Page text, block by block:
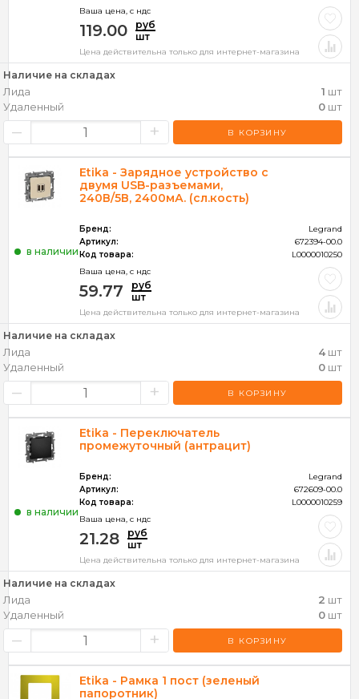
Ваша цена, c ндс
119.00
руб
шт
Цена действительна только для интернет-магазина
Наличие на складах
Лида 1 шт
Удаленный
0 шт
– + В КОРЗИНУ
Etika - Зарядное устройство с
двумя USB-разъемами,
240В/5В, 2400мА. (сл.кость)
Бренд:
Legrand
Артикул:
672394-00.0
Код товара:
L0000010250
Ваша цена, c ндс
59.77
руб
шт
в наличии
Цена действительна только для интернет-магазина
Наличие на складах
Лида 4шт
Удаленный
0 шт
– + В КОРЗИНУ
Etika - Переключатель
промежуточный (антрацит)
Бренд:
Legrand
Артикул:
672609-00.0
Код товара:
L0000010259
Ваша цена, c ндс
21.28
руб
шт
в наличии
Цена действительна только для интернет-магазина
Наличие на складах
Лида 2 шт
Удаленный
0 шт
– + В КОРЗИНУ
Etika - Рамка 1 пост (зеленый
папоротник)